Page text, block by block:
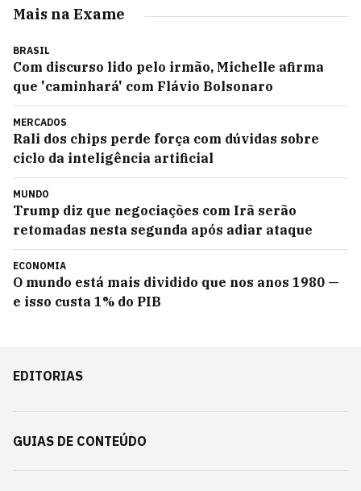
Mais na Exame
BRASIL
Com discurso lido pelo irmão, Michelle afirma
que 'caminhará' com Flávio Bolsonaro
MERCADOS
Rali dos chips perde força com dúvidas sobre
ciclo da inteligência artificial
MUNDO
Trump diz que negociações com Irã serão
retomadas nesta segunda após adiar ataque
ECONOMIA
O mundo está mais dividido que nos anos 1980 —
e isso custa 1% do PIB
EDITORIAS
GUIAS DE CONTEÚDO